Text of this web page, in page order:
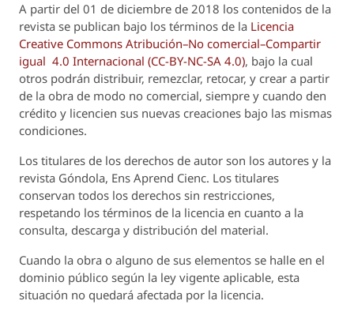
A partir del 01 de diciembre de 2018 los contenidos de la
revista se publican bajo los términos de la Licencia
Creative Commons Atribución–No comercial–Compartir
igual 4.0 Internacional (CC-BY-NC-SA 4.0), bajo la cual
otros podrán distribuir, remezclar, retocar, y crear a partir
de la obra de modo no comercial, siempre y cuando den
crédito y licencien sus nuevas creaciones bajo las mismas
condiciones.
Los titulares de los derechos de autor son los autores y la
revista Góndola, Ens Aprend Cienc. Los titulares
conservan todos los derechos sin restricciones,
respetando los términos de la licencia en cuanto a la
consulta, descarga y distribución del material.
Cuando la obra o alguno de sus elementos se halle en el
dominio público según la ley vigente aplicable, esta
situación no quedará afectada por la licencia.